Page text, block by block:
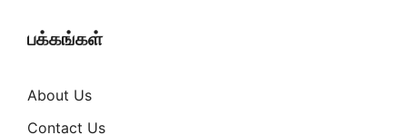
பக்கங்கள்
About Us
Contact Us